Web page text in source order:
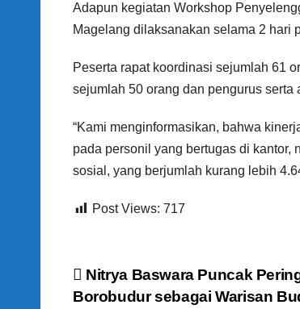
Adapun kegiatan Workshop
Magelang dilaksanakan selama 2 hari
Peserta rapat koordinasi sejumlah 61
sejumlah 50 orang dan pengurus
“Kami menginformasikan, bahwa
pada personil yang bertugas di
sosial, yang berjumlah kurang lebih
Post Views: 717
NNitrya Baswara Puncak
Borobudur sebagai Warisan